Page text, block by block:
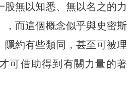
股無以知悉、無以名之的力
，而這個概念似乎與史密斯
隱約有些類同，甚至可被理
可借助得到有關力量的著